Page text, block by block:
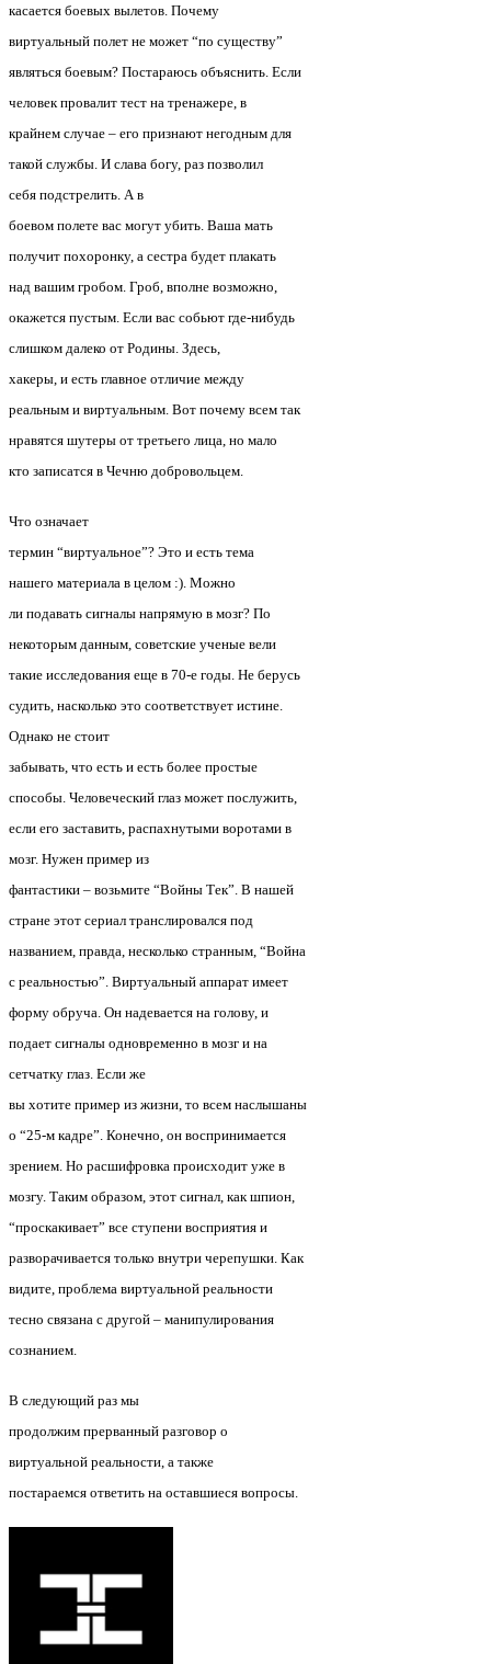
касается боевых вылетов. Почему
виртуальный полет не может “по существу”
являться боевым? Постараюсь объяснить. Если
человек провалит тест на тренажере, в
крайнем случае – его признают негодным для
такой службы. И слава богу, раз позволил
себя подстрелить. А в
боевом полете вас могут убить. Ваша мать
получит похоронку, а сестра будет плакать
над вашим гробом. Гроб, вполне возможно,
окажется пустым. Если вас собьют где-нибудь
слишком далеко от Родины. Здесь,
хакеры, и есть главное отличие между
реальным и виртуальным. Вот почему всем так
нравятся шутеры от третьего лица, но мало
кто записатся в Чечню добровольцем.
Что означает
термин “виртуальное”? Это и есть тема
нашего материала в целом :). Можно
ли подавать сигналы напрямую в мозг? По
некоторым данным, советские ученые вели
такие исследования еще в 70-е годы. Не берусь
судить, насколько это соответствует истине.
Однако не стоит
забывать, что есть и есть более простые
способы. Человеческий глаз может послужить,
если его заставить, распахнутыми воротами в
мозг. Нужен пример из
фантастики – возьмите “Войны Тек”. В нашей
стране этот сериал транслировался под
названием, правда, несколько странным, “Война
с реальностью”. Виртуальный аппарат имеет
форму обруча. Он надевается на голову, и
подает сигналы одновременно в мозг и на
сетчатку глаз. Если же
вы хотите пример из жизни, то всем наслышаны
о “25-м кадре”. Конечно, он воспринимается
зрением. Но расшифровка происходит уже в
мозгу. Таким образом, этот сигнал, как шпион,
“проскакивает” все ступени восприятия и
разворачивается только внутри черепушки. Как
видите, проблема виртуальной реальности
тесно связана с другой – манипулирования
сознанием.
В следующий раз мы
продолжим прерванный разговор о
виртуальной реальности, а также
постараемся ответить на оставшиеся вопросы.